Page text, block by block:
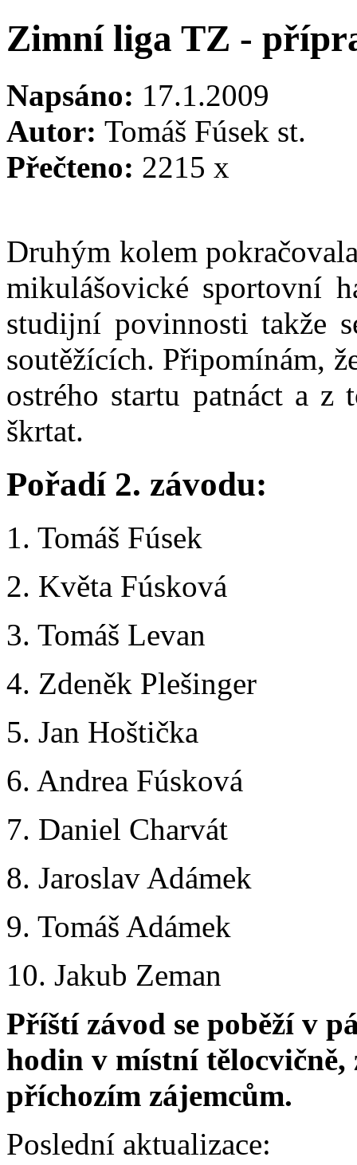
Zimní liga TZ -
Napsáno: 17.1.2009
Autor: Tomáš Fúsek st.
Přečteno: 2215 x
Druhým kolem
mikulášovické sportovní
studijní povinnosti takže
soutěžících. Připomínám,
ostrého startu patnáct a z
škrtat.
Pořadí 2. závodu:
1. Tomáš Fúsek
2. Květa Fúsková
3. Tomáš Levan
4. Zdeněk Plešinger
5. Jan Hoštička
6. Andrea
7. Daniel Charvát
8. Jaroslav
9. Tomáš Adámek
10. Jakub
Příští závod se poběží v
hodin v místní tělocvičně,
příchozím zájemcům.
Poslední aktualizace: